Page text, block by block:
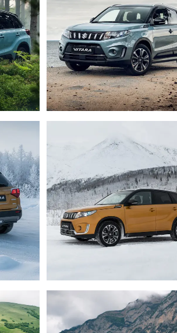
VITARA
ЗАПИСЬ НА ТО